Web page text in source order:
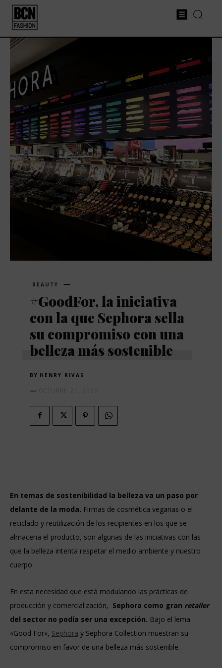
BEAUTY
#GoodFor, la iniciativa
con la que Sephora sella
su compromiso con una
belleza más sostenible
BY HENRY RIVAS
OCTUBRE 21, 2020
En temas de sostenibilidad la belleza va un paso por
delante de la moda. Firmas de cosmética veganas o el
reciclado y reutilización de los recipientes en los que se
almacena el producto, son algunas de las iniciativas con las
que la belleza intenta respetar el medio ambiente y nuestro
cuerpo.
En esta necesidad que está modulando las prácticas de
producción y comercialización, Sephora como gran retailer
del sector no podía ser una excepción. Bajo el lema
«Good For», Sephora y Sephora Collection muestran su
compromiso en favor de una belleza más sostenible.